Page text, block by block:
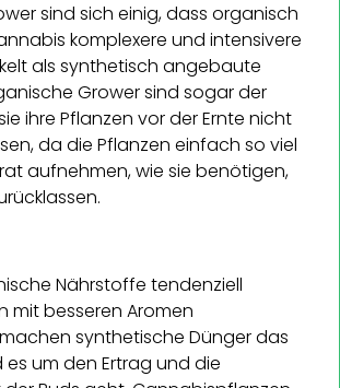
sind sich einig, dass organisch
komplexere und intensivere
als synthetisch angebaute
Grower sind sogar der
ihre Pflanzen vor der Ernte nicht
da die Pflanzen einfach so viel
aufnehmen, wie sie benötigen,
Nährstoffe tendenziell
mit besseren Aromen
synthetische Dünger das
es um den Ertrag und die